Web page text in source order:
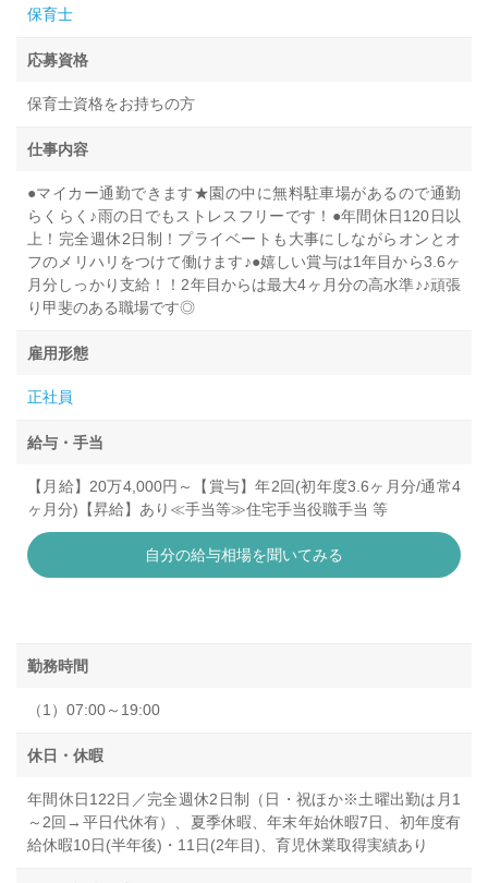
保育士
応募資格
保育士資格をお持ちの方
仕事内容
●マイカー通勤できます★園の中に無料駐車場があるので通勤
らくらく♪雨の日でもストレスフリーです！●年間休日120日以
上！完全週休2日制！プライベートも大事にしながらオンとオ
フのメリハリをつけて働けます♪●嬉しい賞与は1年目から3.6ヶ
月分しっかり支給！！2年目からは最大4ヶ月分の高水準♪♪頑張
り甲斐のある職場です◎
雇用形態
正社員
給与・手当
【月給】20万4,000円～【賞与】年2回(初年度3.6ヶ月分/通常4
ヶ月分)【昇給】あり≪手当等≫住宅手当役職手当 等
自分の給与相場を聞いてみる
勤務時間
（1）07:00～19:00
休日・休暇
年間休日122日／完全週休2日制（日・祝ほか※土曜出勤は月1
～2回→平日代休有）、夏季休暇、年末年始休暇7日、初年度有
給休暇10日(半年後)・11日(2年目)、育児休業取得実績あり